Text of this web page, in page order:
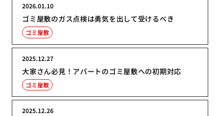
ゴミ屋敷のガス点検は勇気を出して受けるべき
2026.01.10
ゴミ屋敷
大家さん必見！アパートのゴミ屋敷への初期対応
2025.12.27
ゴミ屋敷
2025.12.26